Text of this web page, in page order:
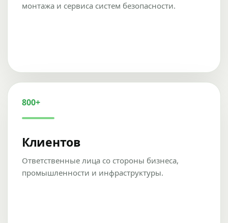
монтажа и сервиса систем безопасности.
800+
Клиентов
Ответственные лица со стороны бизнеса,
промышленности и инфраструктуры.